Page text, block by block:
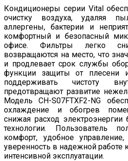
Кондиционеры серии Vital
очистку воздуха, удаляя
аллергены, бактерии и
комфортный и безопасный
офисе. Фильтры легко
возвращаются на место, что
и продлевает срок службы
функции защиты от плесени
поддерживать чистоту
предотвращают развитие
Модель CH-S07FTXF2-NG
охлаждение и обогрев
снижая расход электроэнергии
технологии. Пользователь
комфорт, удобное
уверенность в надежной работе
интенсивной эксплуатации.